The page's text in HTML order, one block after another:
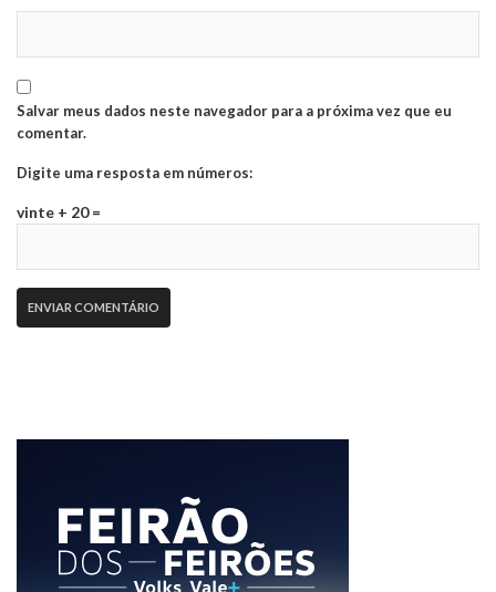
Salvar meus dados neste navegador para a próxima vez que eu
comentar.
Digite uma resposta em números:
vinte + 20 =